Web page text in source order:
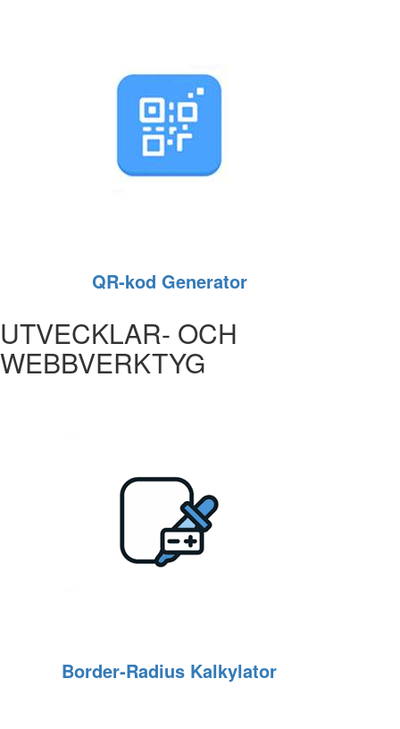
QR‑kod Generator
UTVECKLAR- OCH
WEBBVERKTYG
Border‑Radius Kalkylator